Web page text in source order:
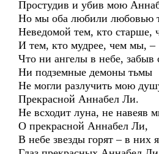
Простудив и убив мою
Но мы оба любили любовью
Неведомой тем, кто старше,
И тем, кто мудрее, чем мы, –
Что ни ангелы в небе, забыв
Ни подземные демоны тьмы
Не могли разлучить мою
Прекрасной Аннабел Ли.
Не всходит луна, не навеяв
О прекрасной Аннабел Ли,
В небе звезды горят – в них